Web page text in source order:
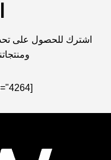
اشترك للحصول على
[contact-form-7 id="4264"]